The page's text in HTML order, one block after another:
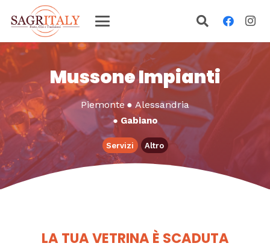
Mussone Impianti
Piemonte ● Alessandria
● Gabiano
Servizi Altro
LA TUA VETRINA È SCADUTA